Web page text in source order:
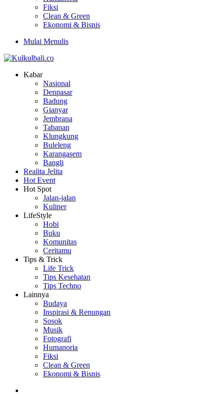
Fiksi
Clean & Green
Ekonomi & Bisnis
Mulai Menulis
Kabar
Nasional
Denpasar
Badung
Gianyar
Jembrana
Tabanan
Klungkung
Buleleng
Karangasem
Bangli
Realita Jelita
Hot Event
Hot Spot
Jalan-jalan
Kuliner
LifeStyle
Hobi
Buku
Komunitas
Ceritamu
Tips & Trick
Life Trick
Tips Kesehatan
Tips Techno
Lainnya
Budaya
Inspirasi & Renungan
Sosok
Musik
Fotografi
Humanoria
Fiksi
Clean & Green
Ekonomi & Bisnis